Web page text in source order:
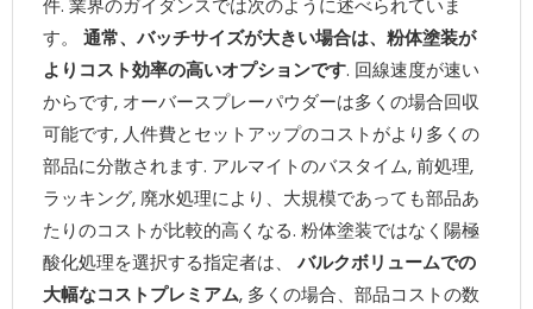
件. 業界のガイダンスでは次のように述べられていま
す。 通常、バッチサイズが大きい場合は、粉体塗装が
よりコスト効率の高いオプションです. 回線速度が速い
からです, オーバースプレーパウダーは多くの場合回収
可能です, 人件費とセットアップのコストがより多くの
部品に分散されます. アルマイトのバスタイム, 前処理,
ラッキング, 廃水処理により、大規模であっても部品あ
たりのコストが比較的高くなる. 粉体塗装ではなく陽極
酸化処理を選択する指定者は、 バルクボリュームでの
大幅なコストプレミアム, 多くの場合、部品コストの数